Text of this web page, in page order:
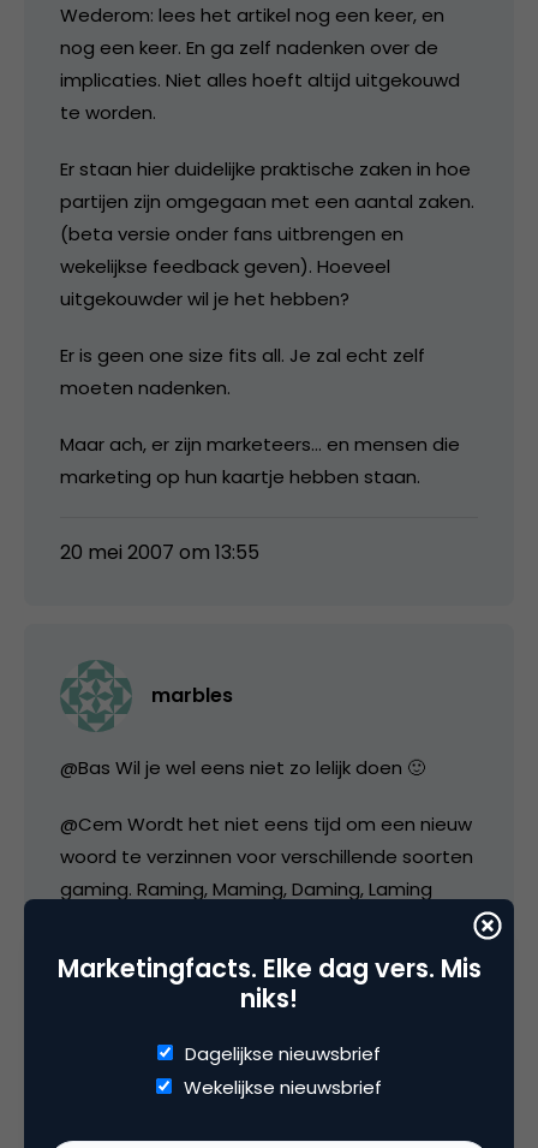
Wederom: lees het artikel nog een keer, en
nog een keer. En ga zelf nadenken over de
implicaties. Niet alles hoeft altijd uitgekouwd
te worden.
Er staan hier duidelijke praktische zaken in hoe
partijen zijn omgegaan met een aantal zaken.
(beta versie onder fans uitbrengen en
wekelijkse feedback geven). Hoeveel
uitgekouwder wil je het hebben?
Er is geen one size fits all. Je zal echt zelf
moeten nadenken.
Maar ach, er zijn marketeers… en mensen die
marketing op hun kaartje hebben staan.
20 mei 2007 om 13:55
marbles
@Bas Wil je wel eens niet zo lelijk doen 🙂
@Cem Wordt het niet eens tijd om een nieuw
woord te verzinnen voor verschillende soorten
gaming. Raming, Maming, Daming, Laming
1. product endorsement, 2. joint-
producten en diensten te demonstreren
4. games als CRM tool, 5. bieden van
Marketingfacts. Elke dag vers. Mis
niks!
Dagelijkse nieuwsbrief
Wekelijkse nieuwsbrief